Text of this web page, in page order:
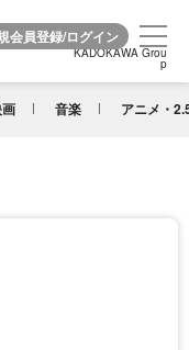
KADOKAWA Grou
p
音楽 アニメ・
KADOKAWA Grou
p